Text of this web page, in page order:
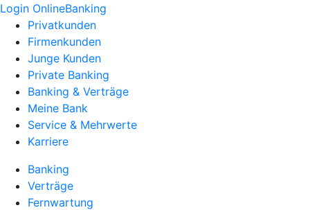
Login OnlineBanking
Privatkunden
Firmenkunden
Junge Kunden
Private Banking
Banking & Verträge
Meine Bank
Service & Mehrwerte
Karriere
Banking
Verträge
Fernwartung